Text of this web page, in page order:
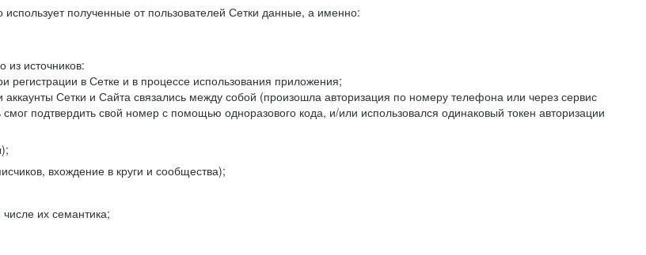
полученные от пользователей Сетки данные, а именно:
из источников:
регистрации в Сетке и в процессе использования приложения;
Сетки и Сайта связались между собой (произошла авторизация по номеру телефона или через сервис
подтвердить свой номер с помощью одноразового кода, и/или использовался одинаковый токен авторизации
вхождение в круги и сообщества);
их семантика;